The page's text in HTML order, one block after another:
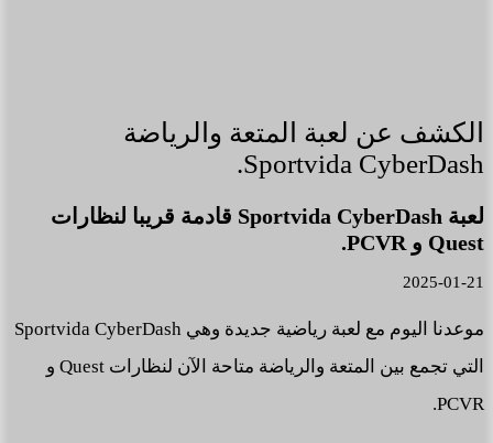
الكشف عن لعبة المتعة والرياضة
Sportvida CyberDash.
لعبة Sportvida CyberDash قادمة قريبا لنظارات
Quest و PCVR.
2025-01-21
موعدنا اليوم مع لعبة رياضية جديدة وهي Sportvida CyberDash
التي تجمع بين المتعة والرياضة متاحة الآن لنظارات Quest و
PCVR.